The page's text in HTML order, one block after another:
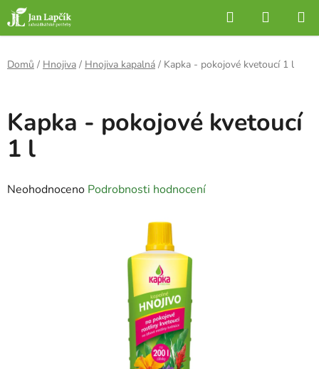
Přejít
na
obsah
Hledat
KOŠÍK
Domů / Hnojiva / Hnojiva kapalná / Kapka - pokojové kvetoucí 1 l
Kapka - pokojové kvetoucí
1 l
Průměrné
Neohodnoceno Podrobnosti hodnocení